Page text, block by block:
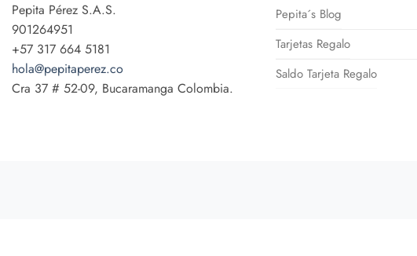
Pepita Pérez S.A.S.
901264951
+57 317 664 5181
hola@pepitaperez.co
Cra 37 # 52-09, Bucaramanga Colombia.
Pepita´s Blog
Tarjetas Regalo
Saldo Tarjeta Regalo